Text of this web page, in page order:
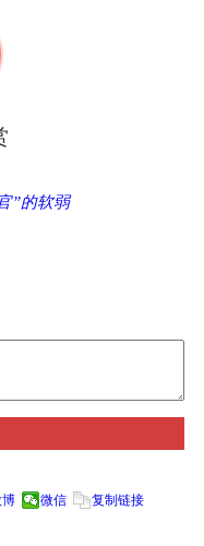
”的软弱
博 微信
复制链接